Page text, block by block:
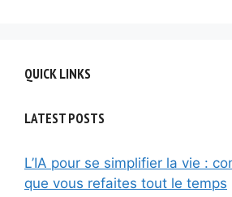
QUICK LINKS
LATEST POSTS
L’IA pour se simplifier la vie :
que vous refaites tout le temps